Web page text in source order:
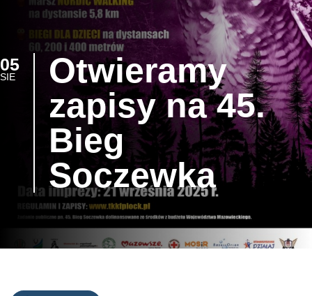
05
SIE
Otwieramy
zapisy na 45.
Bieg
Soczewka